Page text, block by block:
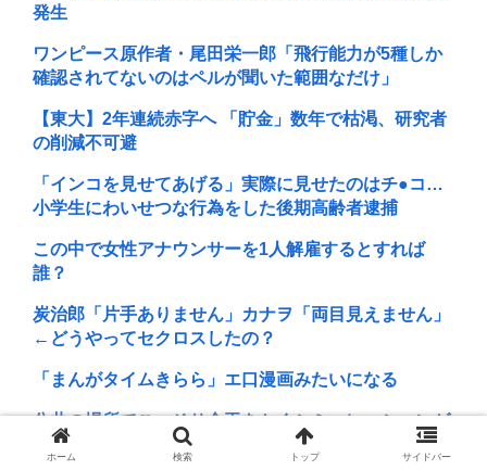
発生
ワンピース原作者・尾田栄一郎「飛行能力が5種しか
確認されてないのはペルが聞いた範囲なだけ」
【東大】2年連続赤字へ 「貯金」数年で枯渇、研究者
の削減不可避
「インコを見せてあげる」実際に見せたのはチ●コ…
小学生にわいせつな行為をした後期高齢者逮捕
この中で女性アナウンサーを1人解雇するとすれば
誰？
炭治郎「片手ありません」カナヲ「両目見えません」
←どうやってセクロスしたの？
「まんがタイムきらら」エ口漫画みたいになる
公共の場所でこっそり金玉をかくシミュレーションゲ
ーム「Ball Scratch Simulato...
ホーム 検索 トップ サイドバー